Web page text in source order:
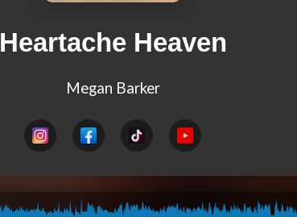
Heartache Heaven
Megan Barker